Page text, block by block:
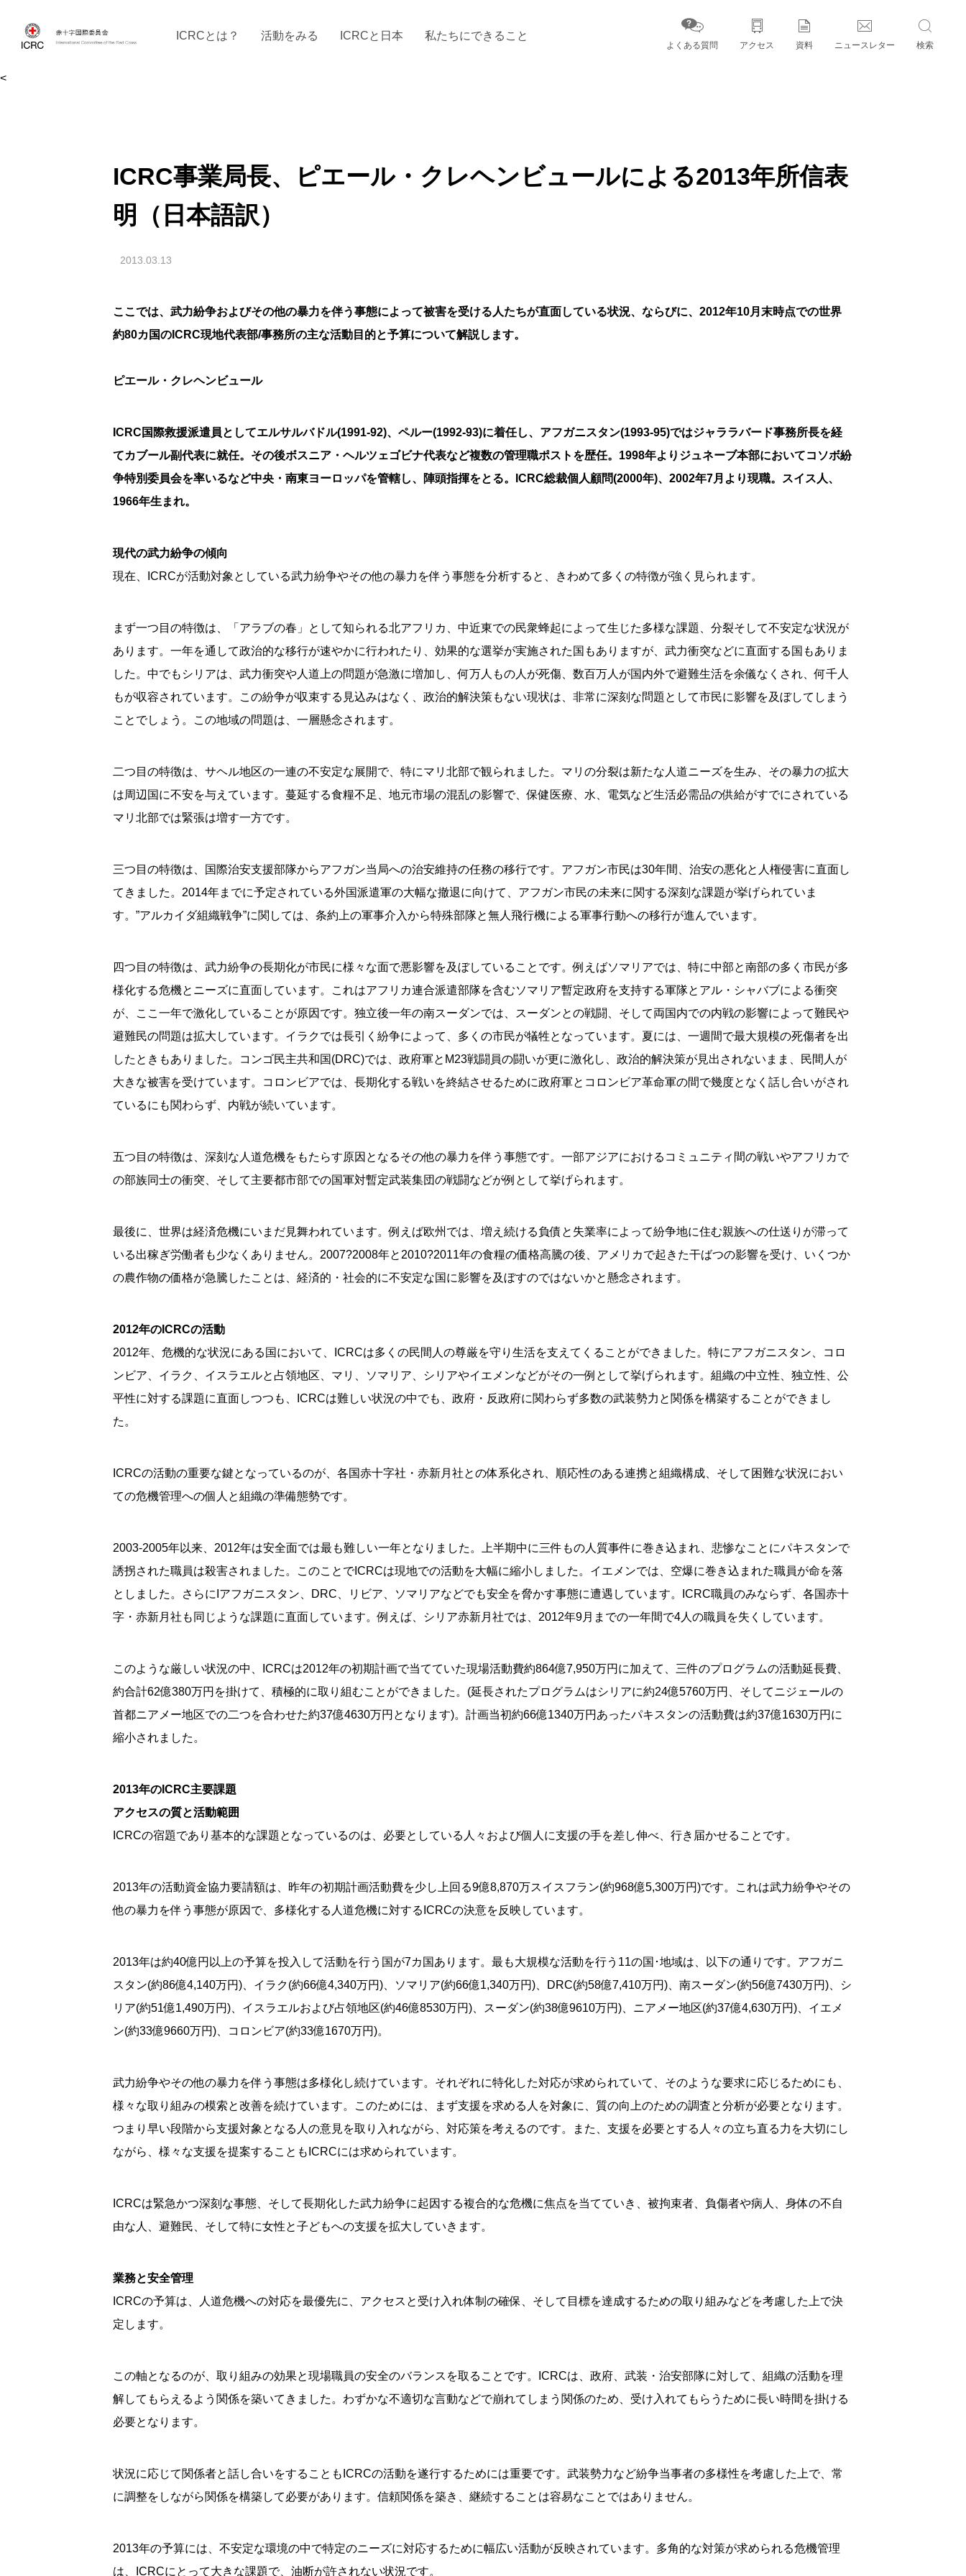
<
よくある質問 アクセス 資料 ニュースレター 検索
ICRCとは？ 活動をみる ICRCと日本 私たちにできること
ICRC事業局長、ピエール・クレヘンビュールによる2013年所信表
明（日本語訳）
2013.03.13
ここでは、武力紛争およびその他の暴力を伴う事態によって被害を受ける人たちが直面している状況、ならびに、2012年10月末時点での世界
約80カ国のICRC現地代表部/事務所の主な活動目的と予算について解説します。
ピエール・クレヘンビュール
ICRC国際救援派遣員としてエルサルバドル(1991-92)、ペルー(1992-93)に着任し、アフガニスタン(1993-95)ではジャララバード事務所長を経
てカブール副代表に就任。その後ボスニア・ヘルツェゴビナ代表など複数の管理職ポストを歴任。1998年よりジュネーブ本部においてコソボ紛
争特別委員会を率いるなど中央・南東ヨーロッパを管轄し、陣頭指揮をとる。ICRC総裁個人顧問(2000年)、2002年7月より現職。スイス人、
1966年生まれ。
現代の武力紛争の傾向
現在、ICRCが活動対象としている武力紛争やその他の暴力を伴う事態を分析すると、きわめて多くの特徴が強く見られます。
まず一つ目の特徴は、「アラブの春」として知られる北アフリカ、中近東での民衆蜂起によって生じた多様な課題、分裂そして不安定な状況が
あります。一年を通して政治的な移行が速やかに行われたり、効果的な選挙が実施された国もありますが、武力衝突などに直面する国もありま
した。中でもシリアは、武力衝突や人道上の問題が急激に増加し、何万人もの人が死傷、数百万人が国内外で避難生活を余儀なくされ、何千人
もが収容されています。この紛争が収束する見込みはなく、政治的解決策もない現状は、非常に深刻な問題として市民に影響を及ぼしてしまう
ことでしょう。この地域の問題は、一層懸念されます。
二つ目の特徴は、サヘル地区の一連の不安定な展開で、特にマリ北部で観られました。マリの分裂は新たな人道ニーズを生み、その暴力の拡大
は周辺国に不安を与えています。蔓延する食糧不足、地元市場の混乱の影響で、保健医療、水、電気など生活必需品の供給がすでにされている
マリ北部では緊張は増す一方です。
三つ目の特徴は、国際治安支援部隊からアフガン当局への治安維持の任務の移行です。アフガン市民は30年間、治安の悪化と人権侵害に直面し
てきました。2014年までに予定されている外国派遣軍の大幅な撤退に向けて、アフガン市民の未来に関する深刻な課題が挙げられていま
す。”アルカイダ組織戦争”に関しては、条約上の軍事介入から特殊部隊と無人飛行機による軍事行動への移行が進んでいます。
四つ目の特徴は、武力紛争の長期化が市民に様々な面で悪影響を及ぼしていることです。例えばソマリアでは、特に中部と南部の多く市民が多
様化する危機とニーズに直面しています。これはアフリカ連合派遣部隊を含むソマリア暫定政府を支持する軍隊とアル・シャバブによる衝突
が、ここ一年で激化していることが原因です。独立後一年の南スーダンでは、スーダンとの戦闘、そして両国内での内戦の影響によって難民や
避難民の問題は拡大しています。イラクでは長引く紛争によって、多くの市民が犠牲となっています。夏には、一週間で最大規模の死傷者を出
したときもありました。コンゴ民主共和国(DRC)では、政府軍とM23戦闘員の闘いが更に激化し、政治的解決策が見出されないまま、民間人が
大きな被害を受けています。コロンビアでは、長期化する戦いを終結させるために政府軍とコロンビア革命軍の間で幾度となく話し合いがされ
ているにも関わらず、内戦が続いています。
五つ目の特徴は、深刻な人道危機をもたらす原因となるその他の暴力を伴う事態です。一部アジアにおけるコミュニティ間の戦いやアフリカで
の部族同士の衝突、そして主要都市部での国軍対暫定武装集団の戦闘などが例として挙げられます。
最後に、世界は経済危機にいまだ見舞われています。例えば欧州では、増え続ける負債と失業率によって紛争地に住む親族への仕送りが滞って
いる出稼ぎ労働者も少なくありません。2007?2008年と2010?2011年の食糧の価格高騰の後、アメリカで起きた干ばつの影響を受け、いくつか
の農作物の価格が急騰したことは、経済的・社会的に不安定な国に影響を及ぼすのではないかと懸念されます。
2012年のICRCの活動
2012年、危機的な状況にある国において、ICRCは多くの民間人の尊厳を守り生活を支えてくることができました。特にアフガニスタン、コロ
ンビア、イラク、イスラエルと占領地区、マリ、ソマリア、シリアやイエメンなどがその一例として挙げられます。組織の中立性、独立性、公
平性に対する課題に直面しつつも、ICRCは難しい状況の中でも、政府・反政府に関わらず多数の武装勢力と関係を構築することができまし
た。
ICRCの活動の重要な鍵となっているのが、各国赤十字社・赤新月社との体系化され、順応性のある連携と組織構成、そして困難な状況におい
ての危機管理への個人と組織の準備態勢です。
2003-2005年以来、2012年は安全面では最も難しい一年となりました。上半期中に三件もの人質事件に巻き込まれ、悲惨なことにパキスタンで
誘拐された職員は殺害されました。このことでICRCは現地での活動を大幅に縮小しました。イエメンでは、空爆に巻き込まれた職員が命を落
としました。さらにIアフガニスタン、DRC、リビア、ソマリアなどでも安全を脅かす事態に遭遇しています。ICRC職員のみならず、各国赤十
字・赤新月社も同じような課題に直面しています。例えば、シリア赤新月社では、2012年9月までの一年間で4人の職員を失くしています。
このような厳しい状況の中、ICRCは2012年の初期計画で当てていた現場活動費約864億7,950万円に加えて、三件のプログラムの活動延長費、
約合計62億380万円を掛けて、積極的に取り組むことができました。(延長されたプログラムはシリアに約24億5760万円、そしてニジェールの
首都ニアメー地区での二つを合わせた約37億4630万円となります)。計画当初約66億1340万円あったパキスタンの活動費は約37億1630万円に
縮小されました。
2013年のICRC主要課題
アクセスの質と活動範囲
ICRCの宿題であり基本的な課題となっているのは、必要としている人々および個人に支援の手を差し伸べ、行き届かせることです。
2013年の活動資金協力要請額は、昨年の初期計画活動費を少し上回る9億8,870万スイスフラン(約968億5,300万円)です。これは武力紛争やその
他の暴力を伴う事態が原因で、多様化する人道危機に対するICRCの決意を反映しています。
2013年は約40億円以上の予算を投入して活動を行う国が7カ国あります。最も大規模な活動を行う11の国･地域は、以下の通りです。アフガニ
スタン(約86億4,140万円)、イラク(約66億4,340万円)、ソマリア(約66億1,340万円)、DRC(約58億7,410万円)、南スーダン(約56億7430万円)、シ
リア(約51億1,490万円)、イスラエルおよび占領地区(約46億8530万円)、スーダン(約38億9610万円)、ニアメー地区(約37億4,630万円)、イエメ
ン(約33億9660万円)、コロンビア(約33億1670万円)。
武力紛争やその他の暴力を伴う事態は多様化し続けています。それぞれに特化した対応が求められていて、そのような要求に応じるためにも、
様々な取り組みの模索と改善を続けています。このためには、まず支援を求める人を対象に、質の向上のための調査と分析が必要となります。
つまり早い段階から支援対象となる人の意見を取り入れながら、対応策を考えるのです。また、支援を必要とする人々の立ち直る力を大切にし
ながら、様々な支援を提案することもICRCには求められています。
ICRCは緊急かつ深刻な事態、そして長期化した武力紛争に起因する複合的な危機に焦点を当てていき、被拘束者、負傷者や病人、身体の不自
由な人、避難民、そして特に女性と子どもへの支援を拡大していきます。
業務と安全管理
ICRCの予算は、人道危機への対応を最優先に、アクセスと受け入れ体制の確保、そして目標を達成するための取り組みなどを考慮した上で決
定します。
この軸となるのが、取り組みの効果と現場職員の安全のバランスを取ることです。ICRCは、政府、武装・治安部隊に対して、組織の活動を理
解してもらえるよう関係を築いてきました。わずかな不適切な言動などで崩れてしまう関係のため、受け入れてもらうために長い時間を掛ける
必要となります。
状況に応じて関係者と話し合いをすることもICRCの活動を遂行するためには重要です。武装勢力など紛争当事者の多様性を考慮した上で、常
に調整をしながら関係を構築して必要があります。信頼関係を築き、継続することは容易なことではありません。
2013年の予算には、不安定な環境の中で特定のニーズに対応するために幅広い活動が反映されています。多角的な対策が求められる危機管理
は、ICRCにとって大きな課題で、油断が許されない状況です。